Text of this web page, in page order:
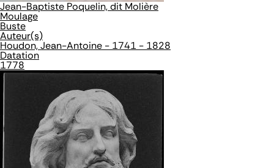
Jean-Baptiste Poquelin, dit Molière
Moulage
Buste
Auteur(s)
Houdon, Jean-Antoine - 1741 - 1828
Datation
1778